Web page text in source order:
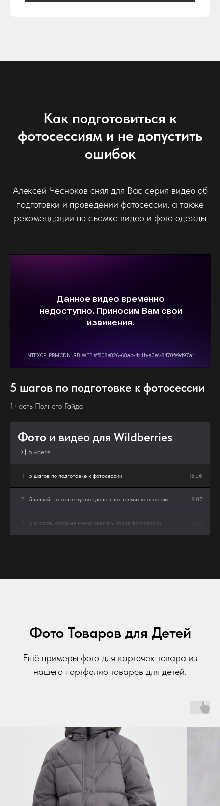
Как подготовиться к
фотосессиям и не допустить
ошибок
Алексей Чесноков снял для Вас серия видео об
подготовки и проведении фотосессии, а также
рекомендации по съемке видео и фото одежды
Фото и видео для Wildberries
6 videos
1 5 шагов по подготовке к фотосессии 16:06
2 5 вещей, которые нужно сделать во время фотосессии 9:07
3 5 этапов, которые нужно сделать после фотосессии 5:57
5 шагов по подготовке к фотосессии
1 часть Полного Гайда
Фото Товаров для Детей
Ещё примеры фото для карточек товара из
нашего портфолио товаров для детей.